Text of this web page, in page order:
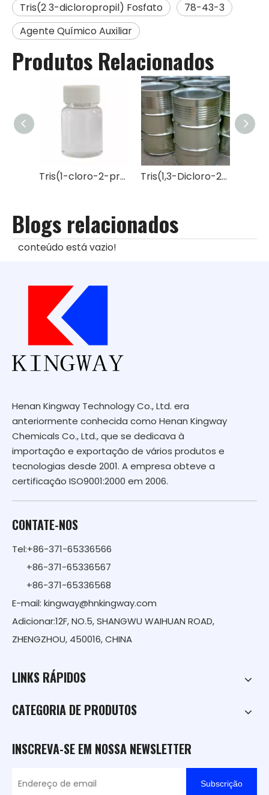
Tris(2 3-dicloropropil) Fosfato
78-43-3
Agente Químico Auxiliar
Produtos Relacionados
Tris(1-cloro-2-propil) Fosfato TCPP Retardador de Chama Tris(1,3-Dicloro-2-Propil) Fosfato Retardador de Chama TDCP
Blogs relacionados
conteúdo está vazio!
Henan Kingway Technology Co., Ltd. era
anteriormente conhecida como Henan Kingway
Chemicals Co., Ltd., que se dedicava à
importação e exportação de vários produtos e
tecnologias desde 2001. A empresa obteve a
certificação ISO9001:2000 em 2006.
CONTATE-NOS
Tel:+86-371-65336566
+86-371-65336567
+86-371-65336568
E-mail: kingway@hnkingway.com
Adicionar:12F, NO.5, SHANGWU WAIHUAN ROAD,
ZHENGZHOU, 450016, CHINA
LINKS RÁPIDOS
CATEGORIA DE PRODUTOS
INSCREVA-SE EM NOSSA NEWSLETTER
Subscrição